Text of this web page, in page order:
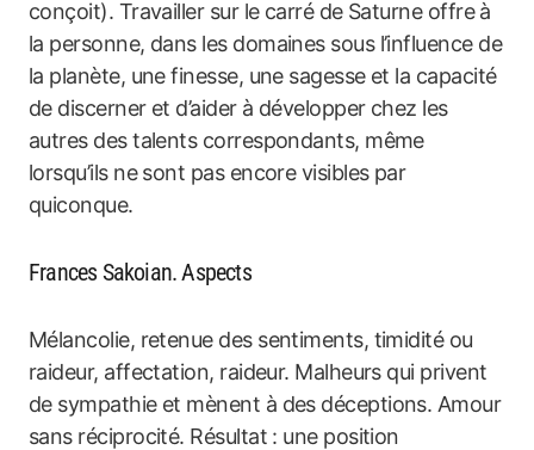
conçoit). Travailler sur le carré de Saturne offre à
la personne, dans les domaines sous l’influence de
la planète, une finesse, une sagesse et la capacité
de discerner et d’aider à développer chez les
autres des talents correspondants, même
lorsqu’ils ne sont pas encore visibles par
quiconque.
Frances Sakoian. Aspects
Mélancolie, retenue des sentiments, timidité ou
raideur, affectation, raideur. Malheurs qui privent
de sympathie et mènent à des déceptions. Amour
sans réciprocité. Résultat : une position